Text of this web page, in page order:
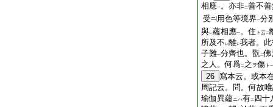
相應一。亦非二善不
受
用色等境界一分
與レ蘊相應一。住 ト云二
所及不 レ離レ我者。
子難一分齊也。翫二
之人。何爲二 之 ヲ傷 ト 一
26 寫本云。或本
周記云。問。何故
瑜伽異蘊ニハ有二 四十